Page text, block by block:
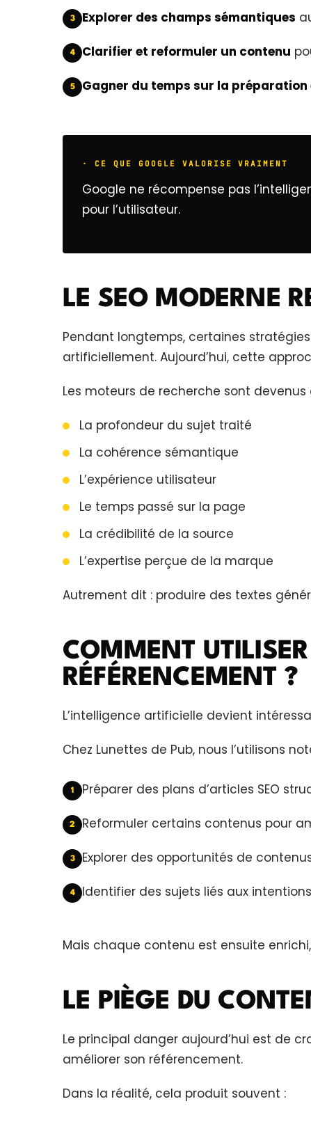
3 Explorer des champs sémantiques
4 Clarifier et reformuler un contenu
5 Gagner du temps sur la
· CE QUE GOOGLE VALORISE VRAIMENT
Google ne récompense pas
pour l’utilisateur.
LE SEO MODERNE
Pendant longtemps, certaines
artificiellement. Aujourd’hui, cette
Les moteurs de recherche sont
La profondeur du sujet traité
La cohérence sémantique
L’expérience utilisateur
Le temps passé sur la page
La crédibilité de la source
L’expertise perçue de la marque
Autrement dit : produire des textes
COMMENT
RÉFÉRENCEMENT ?
L’intelligence artificielle devient
Chez Lunettes de Pub, nous l’utilisons
1 Préparer des plans d’articles SEO
2 Reformuler certains contenus pour
3 Explorer des opportunités de
4 Identifier des sujets liés aux
Mais chaque contenu est ensuite
LE PIÈGE DU
Le principal danger aujourd’hui est de
améliorer son référencement.
Dans la réalité, cela produit souvent :